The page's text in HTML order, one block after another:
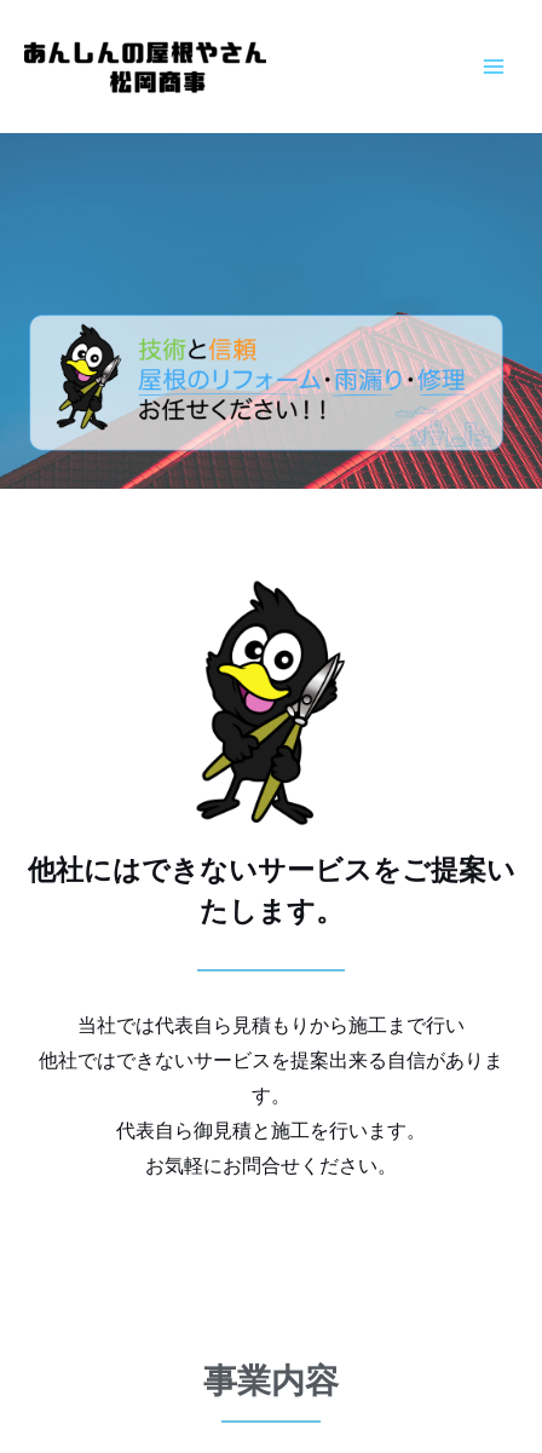
他社にはできないサービスをご提案い
たします。
当社では代表自ら見積もりから施工まで行い
他社ではできないサービスを提案出来る自信がありま
す。
代表自ら御見積と施工を行います。
お気軽にお問合せください。
事業内容